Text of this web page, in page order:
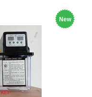
New